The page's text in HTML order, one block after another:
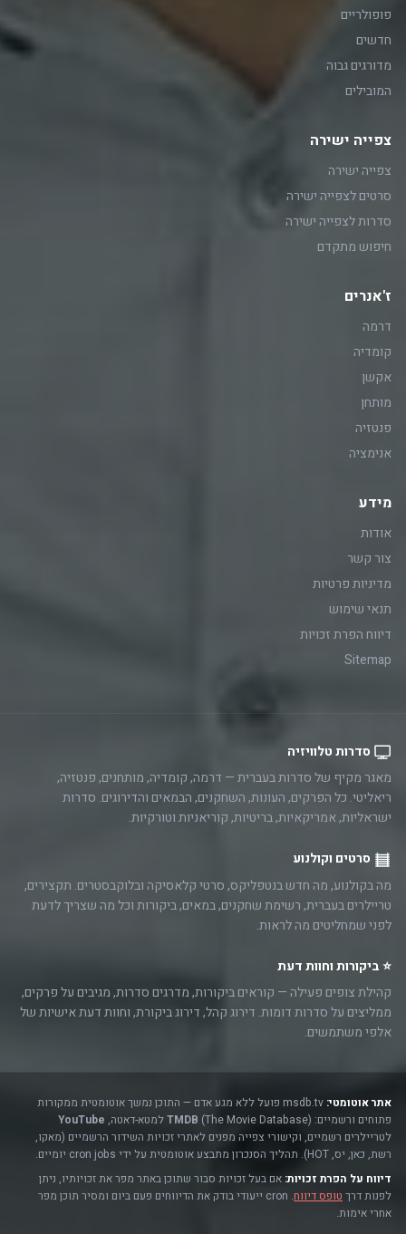
פופולריים
חדשים
מדורגים גבוה
המובילים
צפייה ישירה
צפייה ישירה
סרטים לצפייה ישירה
סדרות לצפייה ישירה
חיפוש מתקדם
ז'אנרים
דרמה
קומדיה
אקשן
מותחן
פנטזיה
אנימציה
מידע
אודות
צור קשר
מדיניות פרטיות
תנאי שימוש
דיווח הפרת זכויות
Sitemap
סדרות טלוויזיה
מאגר מקיף של סדרות בעברית — דרמה, קומדיה, מותחנים, פנטזיה,
ריאליטי. כל הפרקים, העונות, השחקנים, הבמאים והדירוגים. סדרות
ישראליות, אמריקאיות, בריטיות, קוריאניות וטורקיות.
סרטים וקולנוע
מה בקולנוע, מה חדש בנטפליקס, סרטי קלאסיקה ובלוקבסטרים. תקצירים,
טריילרים בעברית, רשימת שחקנים, במאים, ביקורות וכל מה שצריך לדעת
לפני שמחליטים מה לראות.
⭐ ביקורות וחוות דעת
קהילת צופים פעילה — קוראים ביקורות, מדרגים סדרות, מגיבים על פרקים,
ממליצים על סדרות דומות. דירוג קהל, דירוג ביקורת, וחוות דעת אישיות של
אלפי משתמשים.
אתר אוטומטי:
msdb.tv פועל ללא מגע אדם — התוכן נמשך אוטומטית ממקורות
פתוחים ורשמיים:
TMDB (The Movie Database) למטא-דאטה,
YouTube
לטריילרים רשמיים, וקישורי צפייה מפנים לאתרי זכויות השידור הרשמיים (מאקו,
רשת, כאן, יס, HOT). תהליך הסנכרון מתבצע אוטומטית על ידי cron jobs יומיים.
דיווח על הפרת זכויות: אם בעל זכויות סבור שתוכן באתר מפר את זכויותיו, ניתן
לפנות דרך טופס דיווח
. cron ייעודי בודק את הדיווחים פעם ביום ומסיר תוכן מפר
אחרי אימות.